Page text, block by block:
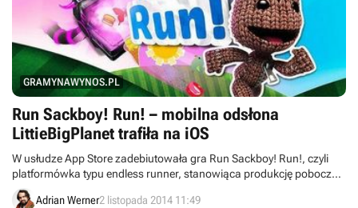
GRAMYNAWYNOS.PL
Run Sackboy! Run! – mobilna odsłona
LittieBigPlanet trafiła na iOS
W usłudze App Store zadebiutowała gra Run Sackboy! Run!, czyli
platformówka typu endless runner, stanowiąca produkcję poboczną
w stosunku do konsolowej serii LittleBigPlanet.
Adrian Werner2 listopada 2014 11:49